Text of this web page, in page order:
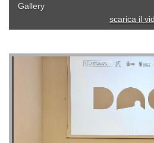
Gallery
scarica il